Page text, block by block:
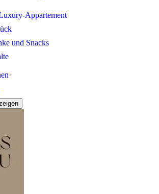
Appartement
und Snacks
·